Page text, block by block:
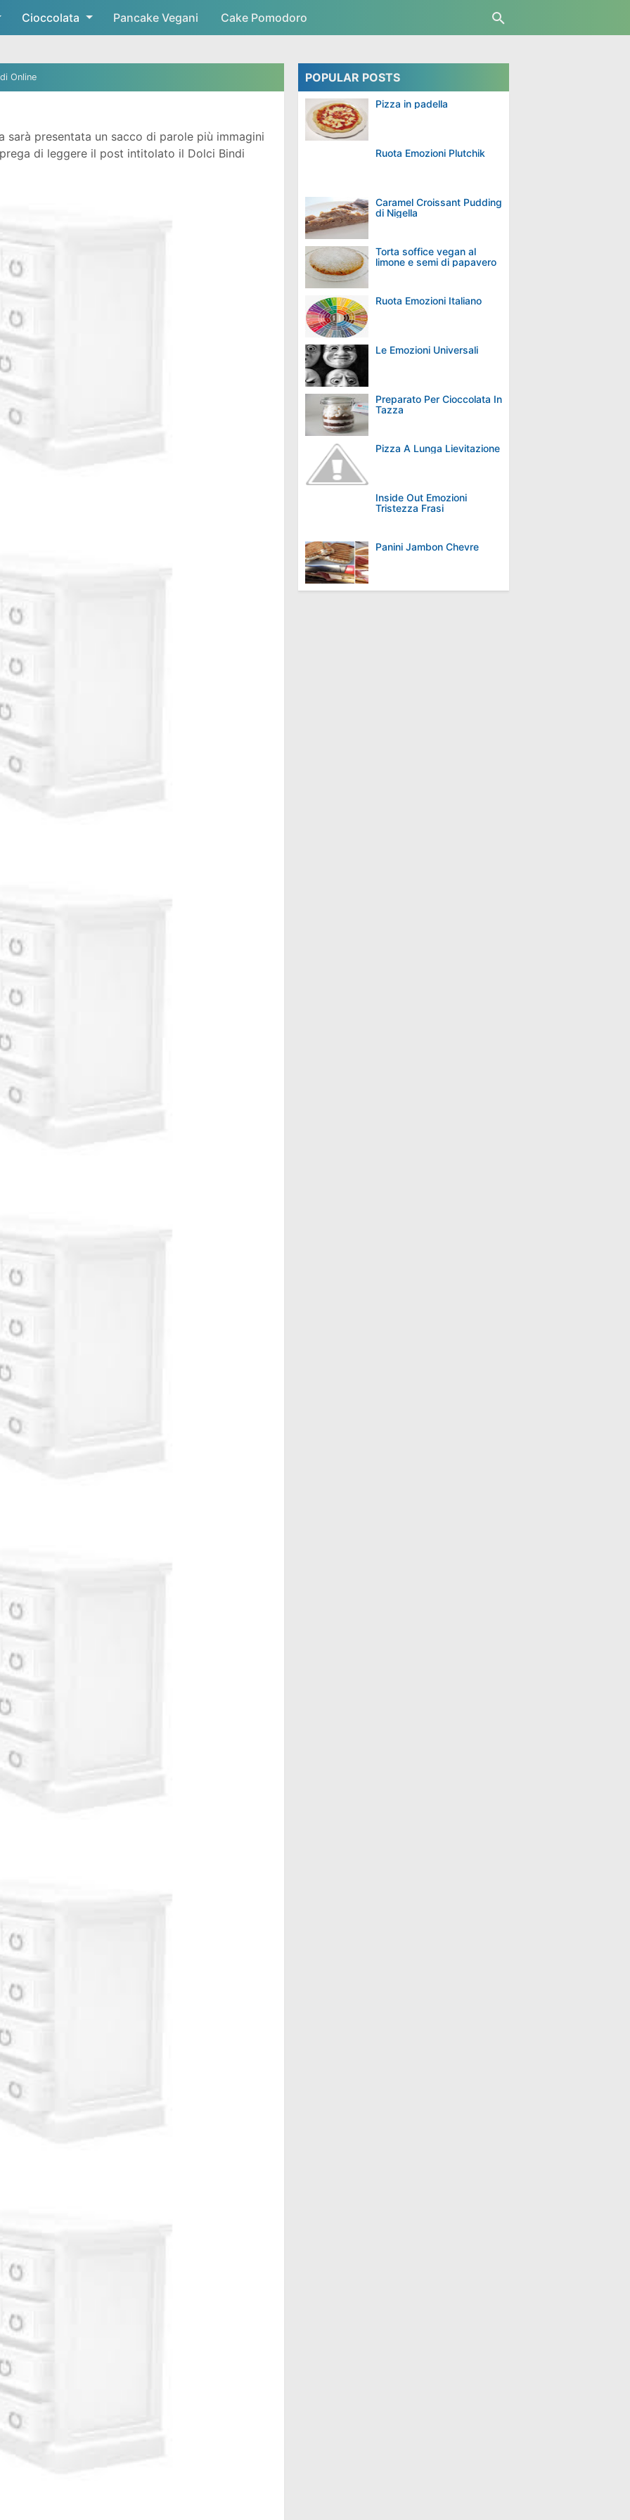
Skip to main content
Cioccolata Pancake Vegani Cake Pomodoro
Online
sarà presentata un sacco di parole più immagini
di leggere il post intitolato il Dolci Bindi
POPULAR POSTS
Pizza in padella
Ruota Emozioni Plutchik
Caramel Croissant Pudding
di Nigella
Torta soffice vegan al
limone e semi di papavero
Ruota Emozioni Italiano
Le Emozioni Universali
Preparato Per Cioccolata In
Tazza
Pizza A Lunga Lievitazione
Inside Out Emozioni
Tristezza Frasi
Panini Jambon Chevre